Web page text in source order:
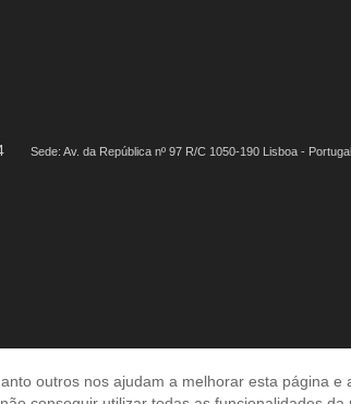
Sede: Av. da República nº 97 R/C 1050-190 Lisboa - Portugal
outros nos ajudam a melhorar esta página